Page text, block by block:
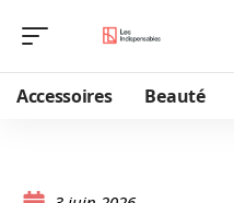
Accessoires Beauté